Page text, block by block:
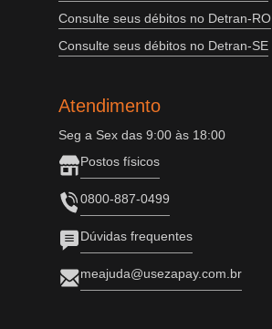
Consulte seus débitos no Detran-RO
Consulte seus débitos no Detran-SE
Atendimento
Seg a Sex das 9:00 às 18:00
Postos físicos
0800-887-0499
Dúvidas frequentes
meajuda@usezapay.com.br